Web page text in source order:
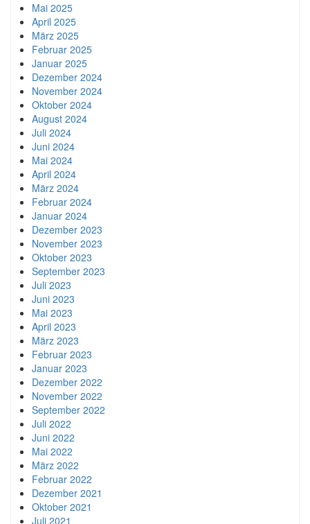
Mai 2025
April 2025
März 2025
Februar 2025
Januar 2025
Dezember 2024
November 2024
Oktober 2024
August 2024
Juli 2024
Juni 2024
Mai 2024
April 2024
März 2024
Februar 2024
Januar 2024
Dezember 2023
November 2023
Oktober 2023
September 2023
Juli 2023
Juni 2023
Mai 2023
April 2023
März 2023
Februar 2023
Januar 2023
Dezember 2022
November 2022
September 2022
Juli 2022
Juni 2022
Mai 2022
März 2022
Februar 2022
Dezember 2021
Oktober 2021
Juli 2021